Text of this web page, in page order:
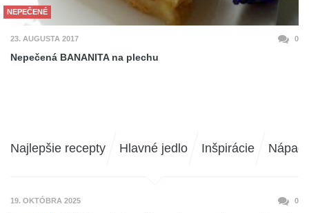
NEPEČENÉ
23. AUGUSTA 2017 0
Nepečená BANANITA na plechu
Najlepšie recepty Hlavné jedlo Inšpirácie
19. OKTÓBRA 2025 0